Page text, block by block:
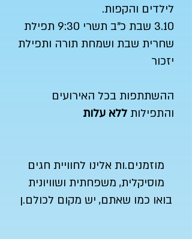
לילדים והקפות.
3.10 שבת כ"ב תשרי 9:30 תפילת
שחרית שבת ושמחת תורה ותפילת
יזכור
ההשתתפות בכל האירועים
והתפילות ללא עלות
מוזמנים.ות אלינו לחוויית חגים
מוסיקלית, משפחתית ושוויונית
בואו כמו שאתם, יש מקום לכולם.ן